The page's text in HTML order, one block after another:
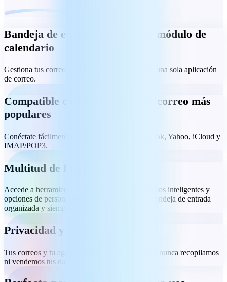
Bandeja de entrada unificada y módulo de
calendario
Gestiona tus correos y programa eventos desde una sola aplicación
de correo.
Compatible con los servicios de correo más
populares
Conéctate fácilmente a cuentas de Gmail, Outlook, Yahoo, iCloud y
IMAP/POP3.
Multitud de funciones
Accede a herramientas avanzadas de correo, filtros inteligentes y
opciones de personalización para mantener tu bandeja de entrada
organizada y siempre a tu alcance.
Privacidad y seguridad
Tus correos y tu agenda siguen siendo privados: nunca recopilamos
ni vendemos tus datos.